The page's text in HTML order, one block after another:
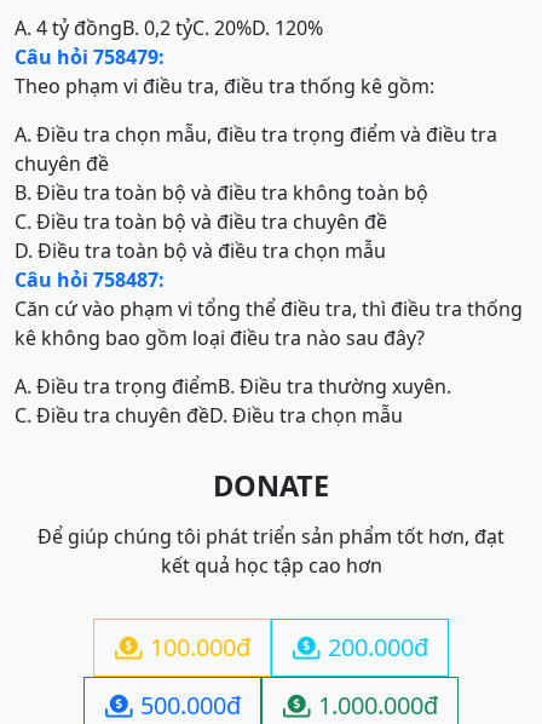
A. 4 tỷ đồngB. 0,2 tỷC. 20%D. 120%
Câu hỏi 758479:
Theo phạm vi điều tra, điều tra thống kê gồm:
A. Điều tra chọn mẫu, điều tra trọng điểm và điều tra
chuyên đề
B. Điều tra toàn bộ và điều tra không toàn bộ
C. Điều tra toàn bộ và điều tra chuyên đề
D. Điều tra toàn bộ và điều tra chọn mẫu
Câu hỏi 758487:
Căn cứ vào phạm vi tổng thể điều tra, thì điều tra thống
kê không bao gồm loại điều tra nào sau đây?
A. Điều tra trọng điểmB. Điều tra thường xuyên.
C. Điều tra chuyên đềD. Điều tra chọn mẫu
DONATE
Để giúp chúng tôi phát triển sản phẩm tốt hơn, đạt
kết quả học tập cao hơn
 100.000đ  200.000đ
 500.000đ  1.000.000đ